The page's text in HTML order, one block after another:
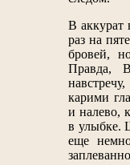
В аккурат
раз на
бровей,
Правда,
карими
и налево,
в улыбке.
еще